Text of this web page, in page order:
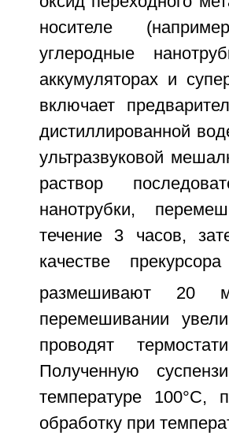
носителе
углеродные
аккумуляторах и
включает
дистиллированной
ультразвуковой
раствор
нанотрубки,
течение 3 часов,
качестве
размешивают 20
перемешивании
проводят
Полученную
температуре 100°С,
обработку при